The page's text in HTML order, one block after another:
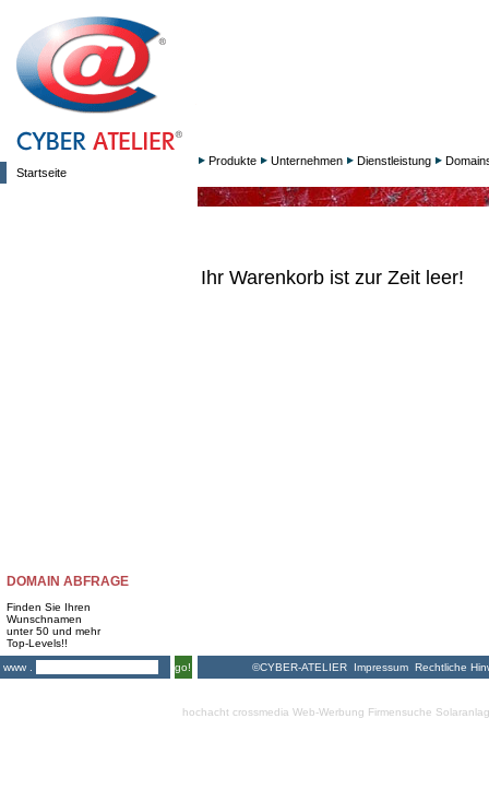
Startseite
DOMAIN ABFRAGE
Finden Sie Ihren
Wunschnamen
unter 50 und mehr
Top-Levels!!
www .
go!
Produkte Unternehmen Dienstleistung
Ihr Warenkorb ist zur Zeit leer!
©CYBER-ATELIER Impressum Rechtliche
hochacht crossmedia Web-Werbung Firmensuche